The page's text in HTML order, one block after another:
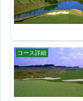
コース詳細